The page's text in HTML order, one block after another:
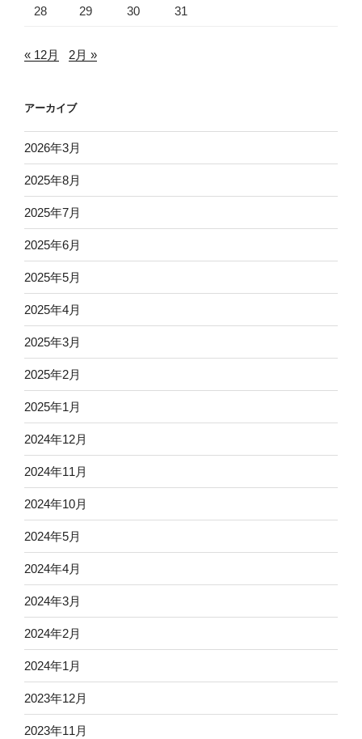
28 29 30 31
« 12月 2月 »
アーカイブ
2026年3月
2025年8月
2025年7月
2025年6月
2025年5月
2025年4月
2025年3月
2025年2月
2025年1月
2024年12月
2024年11月
2024年10月
2024年5月
2024年4月
2024年3月
2024年2月
2024年1月
2023年12月
2023年11月